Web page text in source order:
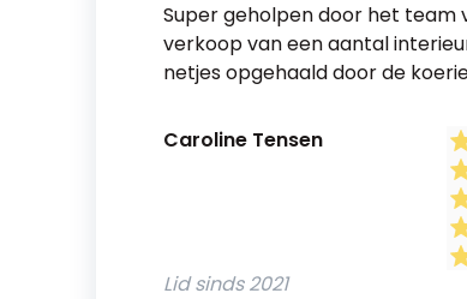
Super geholpen door het team
verkoop van een aantal
netjes opgehaald door de
Caroline Tensen
Lid sinds 2021